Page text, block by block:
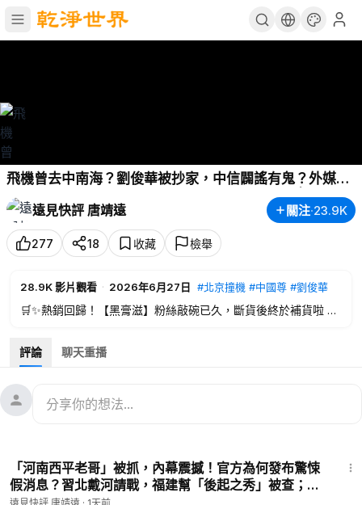
飛機曾去中南海？劉俊華被抄家，中信闢謠有鬼？外媒深
夜機場挖出猛料！張又俠案生變，習麻煩大了！ | 靖遠開
講 | 唐靖遠 | 2026.06.27
#中國尊 #劉俊華
遠見快評 唐靖遠 關注·23.9K
277 18 收藏 檢舉
28.9K影片觀看 · 2026年6月27日 #北京撞機 #中國尊 #劉俊華
🛒✨熱銷回歸！【黑膏滋】粉絲敲碗已久，斷貨後終於補貨啦 🎉
🔥 240g 大容量裝👉
irect=/products/ginex%C2%AE-pure-extract-concentrate-2
🔥 100g 便攜裝（2瓶組合）👉
t/TJY?redirect=/products/ginex%C2%AE-100g-ginseng-ext
購物相關疑問請諮詢：📪客服郵箱：info@gpharma.ca☎️西洋參
客服電話：6479496677
評論 聊天重播
「河南西平老哥」被抓，內幕震撼！官方為何發布驚悚
假消息？習北戴河請戰，福建幫「後起之秀」被查；魔
法打擊，WNBA崩潰| 靖遠開講 | 唐靖遠 | 2026.08.08